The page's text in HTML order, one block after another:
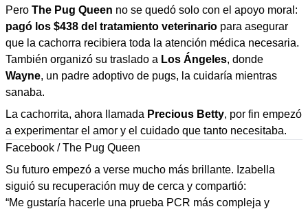
Pero The Pug Queen no se quedó solo con el apoyo moral:
pagó los $438 del tratamiento veterinario para asegurar
que la cachorra recibiera toda la atención médica necesaria.
También organizó su traslado a Los Ángeles, donde
Wayne, un padre adoptivo de pugs, la cuidaría mientras
sanaba.
La cachorrita, ahora llamada Precious Betty, por fin empezó
a experimentar el amor y el cuidado que tanto necesitaba.
Facebook / The Pug Queen
Su futuro empezó a verse mucho más brillante. Izabella
siguió su recuperación muy de cerca y compartió:
“Me gustaría hacerle una prueba PCR más compleja y